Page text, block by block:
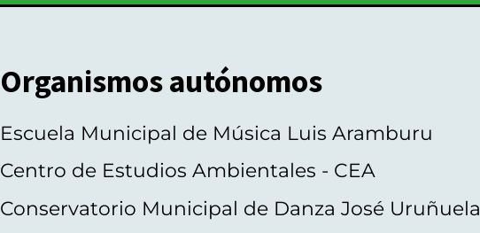
Organismos autónomos
Escuela Municipal de Música Luis Aramburu
Centro de Estudios Ambientales - CEA
Conservatorio Municipal de Danza José Uruñuela